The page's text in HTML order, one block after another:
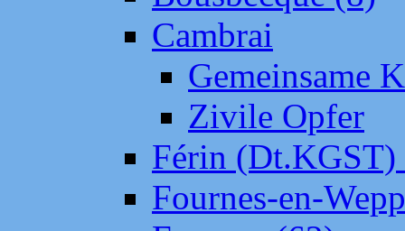
Cambrai
Gemeinsame
Zivile Opfer
Férin (Dt.KGST)
Fournes-en-